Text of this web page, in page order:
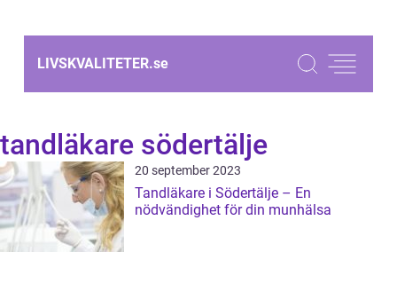
LIVSKVALITETER.se
tandläkare södertälje
20 september 2023
Tandläkare i Södertälje – En
nödvändighet för din munhälsa